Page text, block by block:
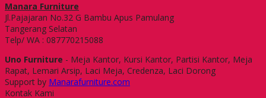
Manara Furniture
Jl.Pajajaran No.32 G Bambu Apus Pamulang
Tangerang Selatan
Telp/ WA : 087770215088
Uno Furniture - Meja Kantor, Kursi Kantor, Partisi Kantor, Meja
Rapat, Lemari Arsip, Laci Meja, Credenza, Laci Dorong
Support by Manarafurniture.com
Kontak Kami